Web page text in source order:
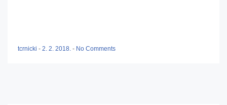
tcrnicki - 2. 2. 2018. - No Comments